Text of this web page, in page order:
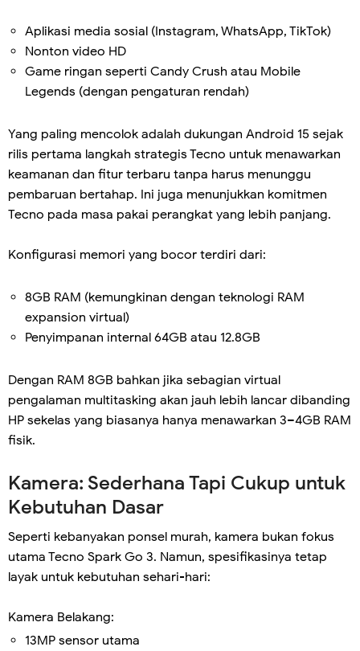
Aplikasi media sosial (Instagram, WhatsApp, TikTok)
Nonton video HD
Game ringan seperti Candy Crush atau Mobile
Legends (dengan pengaturan rendah)
Yang paling mencolok adalah dukungan Android 15 sejak
rilis pertama langkah strategis Tecno untuk menawarkan
keamanan dan fitur terbaru tanpa harus menunggu
pembaruan bertahap. Ini juga menunjukkan komitmen
Tecno pada masa pakai perangkat yang lebih panjang.
Konfigurasi memori yang bocor terdiri dari:
8GB RAM (kemungkinan dengan teknologi RAM
expansion virtual)
Penyimpanan internal 64GB atau 12.8GB
Dengan RAM 8GB bahkan jika sebagian virtual
pengalaman multitasking akan jauh lebih lancar dibanding
HP sekelas yang biasanya hanya menawarkan 3–4GB RAM
fisik.
Kamera: Sederhana Tapi Cukup untuk
Kebutuhan Dasar
Seperti kebanyakan ponsel murah, kamera bukan fokus
utama Tecno Spark Go 3. Namun, spesifikasinya tetap
layak untuk kebutuhan sehari-hari:
Kamera Belakang:
13MP sensor utama